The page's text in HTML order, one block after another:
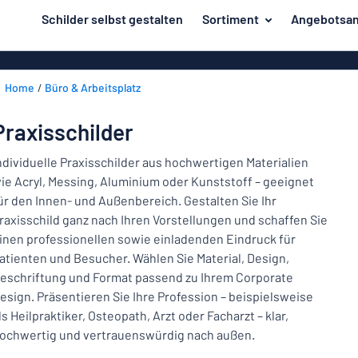
springen
Schilder selbst gestalten Sortiment
Herstellung
Haus und Heim
Kennzeichnung
Namensschilder
Aufkleber
Verkehr und Fahrzeuge
Industrie und Fertigung
Büro & Arbeitsplatz
Aufkleber
Roll-Up
Plakate
Unsere
Bestseller
Material
Herstellung
Haus
und
Heim
Kennzeichnung
Namensschilder
zum
entwerfen
Home Büro & Arbeitsplatz
Praxisschilder aus hochwertigen Materialien
Acryl, Messing, Aluminium oder Kunststoff – geeignet
den Innen- und Außenbereich. Gestalten Sie Ihr
ganz nach Ihren Vorstellungen und schaffen Sie
professionellen sowie einladenden Eindruck für
und Besucher. Wählen Sie Material, Design,
und Format passend zu Ihrem Corporate
Präsentieren Sie Ihre Profession – beispielsweise
Heilpraktiker, Osteopath, Arzt oder Facharzt – klar,
und vertrauenswürdig nach außen.